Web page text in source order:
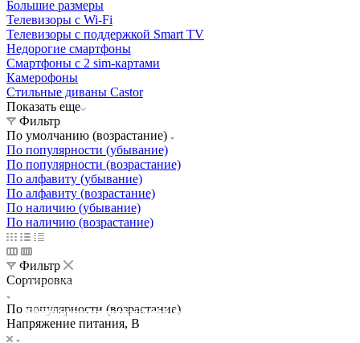
Большие размеры
Телевизоры с Wi-Fi
Телевизоры с поддержкой Smart TV
Недорогие смартфоны
Смартфоны с 2 sim-картами
Камерофоны
Стильные диваны Castor
Показать еще
Фильтр
По умолчанию (возрастание)
По популярности (убывание)
По популярности (возрастание)
По алфавиту (убывание)
По алфавиту (возрастание)
По наличию (убывание)
По наличию (возрастание)
Фильтр
Сортировка
По популярности (возрастание)
Напряжение питания, В
Здания префектуры ТиНАО
Калужский завод путевых машин и гидроприводов
Освещение
МЕРЛЕН»
Железнодорожный вокзал Арзамас-1